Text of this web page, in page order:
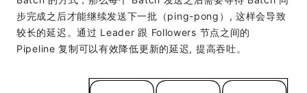
步完成之后才能继续发送下一批（ping-pong）, 这样会导致
较长的延迟。通过 Leader 跟 Followers 节点之间的
Pipeline 复制可以有效降低更新的延迟, 提高吞吐。